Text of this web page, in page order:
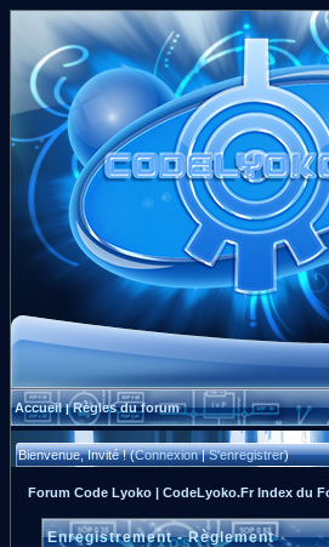
Accueil|Règles du forum
Bienvenue, Invité ! (Connexion|S'enregistrer)
Forum Code Lyoko | CodeLyoko.Fr Index du
Enregistrement - Règlement